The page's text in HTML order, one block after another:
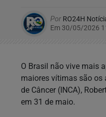
Por RO24H
Em 30/05/2026
O Brasil não vive mais
maiores vítimas são os
de Câncer (INCA),
em 31 de maio.